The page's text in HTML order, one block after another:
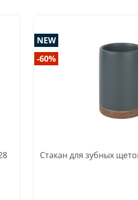
NEW
-60%
Стакан для зубных